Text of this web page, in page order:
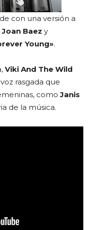
con una versión a
Joan Baez y
Young».
Viki And The Wild
rasgada que
como Janis
de la música.